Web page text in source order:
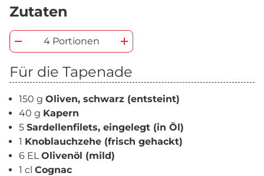
Zutaten
4 Portionen
Für die Tapenade
150 g Oliven, schwarz (entsteint)
40 g Kapern
5 Sardellenfilets, eingelegt (in Öl)
1 Knoblauchzehe (frisch gehackt)
6 ELOlivenöl (mild)
1 cl Cognac